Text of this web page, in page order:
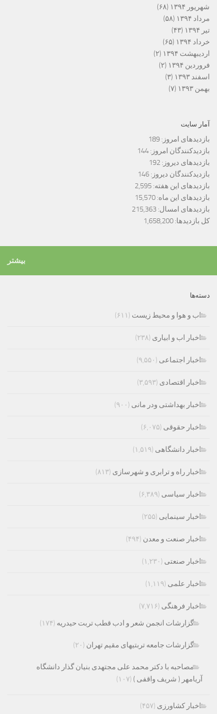
شهریور ۱۳۹۴
(۶۸)
مرداد ۱۳۹۴
(۵۸)
تیر ۱۳۹۴
(۴۳)
خرداد ۱۳۹۴
(۶۵)
اردیبهشت ۱۳۹۴
(۲)
فروردین ۱۳۹۴
(۲)
اسفند ۱۳۹۳
(۳)
بهمن ۱۳۹۳
(۷)
آمار سایت
بازدیدهای امروز: 189
بازدیدکنندگان امروز: 144
بازدیدهای دیروز: 192
بازدیدکنندگان دیروز: 146
بازدیدهای این هفته: 2,595
بازدیدهای این ماه: 15,570
بازدیدهای امسال: 215,363
کل بازدیدها: 1,658,200
بیشتر
دسته‌ها
اب و هوا و محیط زیست (۶۱۱)
اخبار اب و ابیاری (۲۳۸)
اخبار اجتماعی (۹,۵۵۰)
اخبار اقتصادی (۳,۵۹۳)
اخبار بهداشتی ودر مانی (۹۰۰)
اخبار حقوقی (۶,۰۷۵)
اخبار دانشگاهی (۱,۵۱۹)
اخبار راه و ترابری و شهرسازی (۸۱۳)
اخبار سیاسی (۶,۳۸۹)
اخبار سینمایی (۲۵۵)
اخبار صنعت و معدن (۴۹۴)
اخبار صنعتی (۱,۲۳۰)
اخبار علمی (۱,۱۱۹)
اخبار فرهنگی (۷,۷۱۶)
گزارشات انجمن شعر و ادب قطب تربت حیدریه (۱۷۴)
گزارشات جامعه تربتیهای مقیم تهران (۲۰)
مصاحبه با دکتر محمد علی مجتهدی بنیان گذار دانشگاه
آریامهر ( شریف واقفی ) (۱۰۷)
اخبار کشاورزی (۴۵۷)